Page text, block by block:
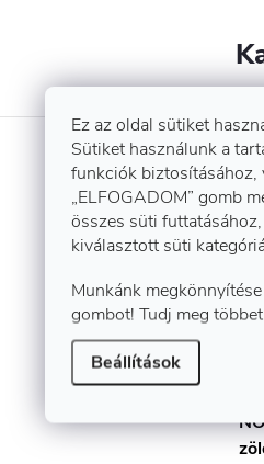
Ez az oldal sütiket
Sütiket használunk a
funkciók biztosításához,
„ELFOGADOM” gomb
összes süti
kiválasztott süti
Munkánk
gombot! Tudj meg többet
Beállítások